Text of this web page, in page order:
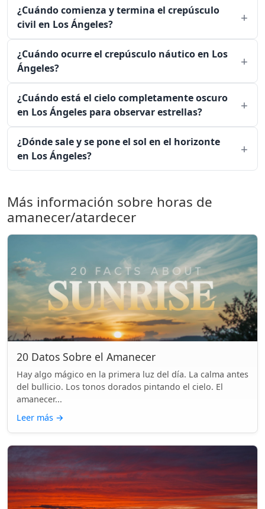
¿Cuándo comienza y termina el crepúsculo
civil en Los Ángeles?
¿Cuándo ocurre el crepúsculo náutico en Los
Ángeles?
¿Cuándo está el cielo completamente oscuro
en Los Ángeles para observar estrellas?
¿Dónde sale y se pone el sol en el horizonte
en Los Ángeles?
Más información sobre horas de
amanecer/atardecer
20 Datos Sobre el Amanecer
Hay algo mágico en la primera luz del día. La calma antes
del bullicio. Los tonos dorados pintando el cielo. El
amanecer...
Leer más →